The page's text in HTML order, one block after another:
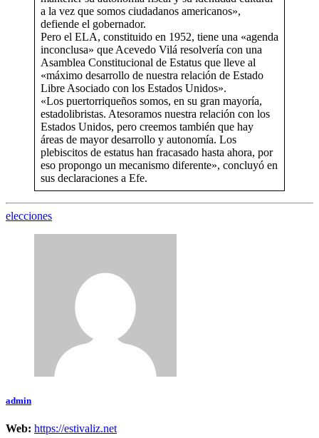
a la vez que somos ciudadanos americanos»,
defiende el gobernador.
Pero el ELA, constituido en 1952, tiene una «agenda
inconclusa» que Acevedo Vilá resolvería con una
Asamblea Constitucional de Estatus que lleve al
«máximo desarrollo de nuestra relación de Estado
Libre Asociado con los Estados Unidos».
«Los puertorriqueños somos, en su gran mayoría,
estadolibristas. Atesoramos nuestra relación con los
Estados Unidos, pero creemos también que hay
áreas de mayor desarrollo y autonomía. Los
plebiscitos de estatus han fracasado hasta ahora, por
eso propongo un mecanismo diferente», concluyó en
sus declaraciones a Efe.
elecciones
admin
Web: https://estivaliz.net